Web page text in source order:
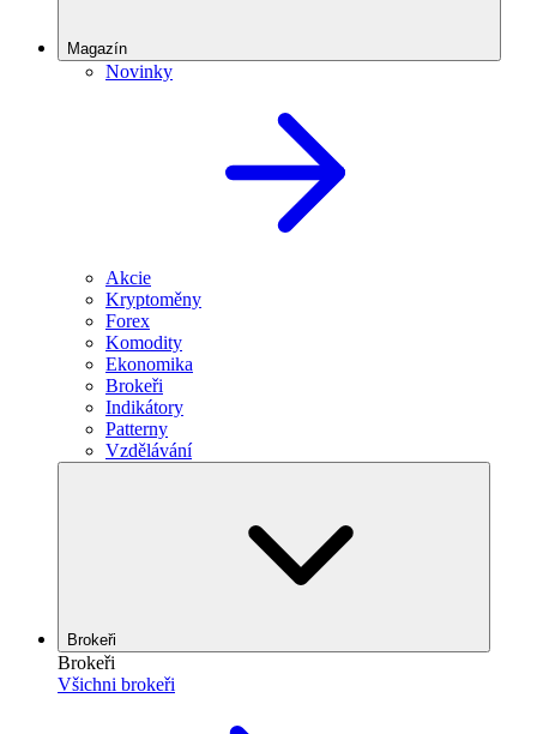
Magazín
Novinky
Akcie
Kryptoměny
Forex
Komodity
Ekonomika
Brokeři
Indikátory
Patterny
Vzdělávání
Brokeři
Brokeři
Všichni brokeři